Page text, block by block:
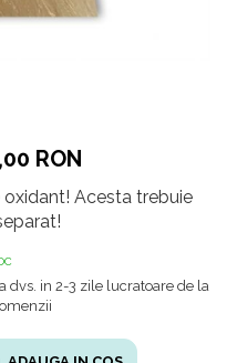
RON
Acesta trebuie
dvs. in 2-3 zile lucratoare de la